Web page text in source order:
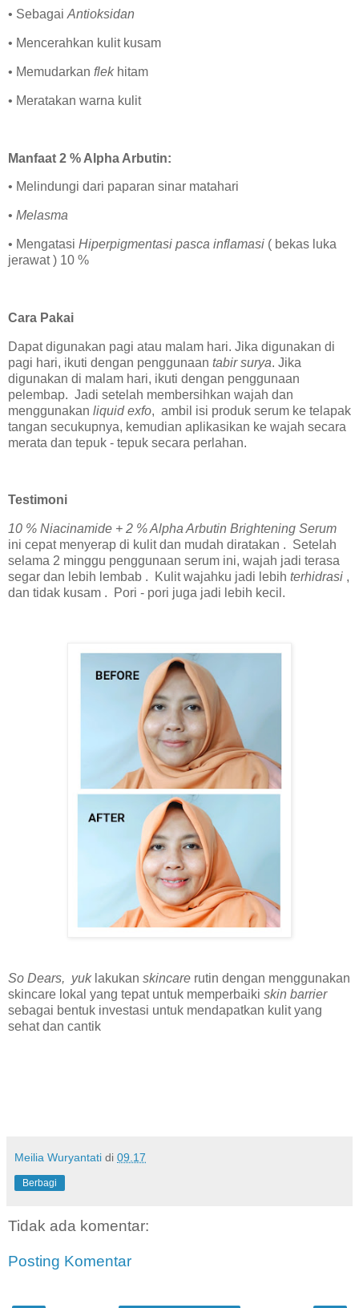
• SebagaiAntioksidan
• Mencerahkan kulit kusam
• Memudarkan flekhitam
• Meratakan warna kulit
Manfaat 2 % Alpha Arbutin:
• Melindungi dari paparan sinar matahari
• Melasma
• Mengatasi Hiperpigmentasi pasca inflamasi ( bekas luka
jerawat ) 10 %
Cara Pakai
Dapat digunakan pagi atau malam hari. Jika digunakan di
pagi hari, ikuti dengan penggunaan tabir surya. Jika
digunakan di malam hari, ikuti dengan penggunaan
pelembap. Jadi setelah membersihkan wajah dan
menggunakan liquid exfo, ambil isi produk serum ke telapak
tangan secukupnya, kemudian aplikasikan ke wajah secara
merata dan tepuk - tepuk secara perlahan.
Testimoni
10 % Niacinamide + 2 % Alpha Arbutin Brightening Serum
ini cepat menyerap di kulit dan mudah diratakan . Setelah
selama 2 minggu penggunaan serum ini, wajah jadi terasa
segar dan lebih lembab . Kulit wajahku jadi lebih terhidrasi ,
dan tidak kusam . Pori - pori juga jadi lebih kecil.
So Dears, yuklakukan skincare rutin dengan menggunakan
skincare lokal yang tepat untuk memperbaiki skin barrier
sebagai bentuk investasi untuk mendapatkan kulit yang
sehat dan cantik
Meilia Wuryantati di 09.17
Berbagi
Tidak ada komentar:
Posting Komentar